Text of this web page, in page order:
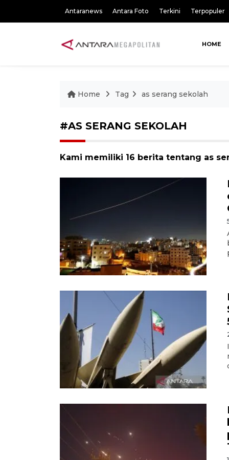
Antaranews Antara Foto Terkini Terpopuler
HOME
Home Tag as serang sekolah
#AS SERANG SEKOLAH
Kami memiliki 16 berita tentang as